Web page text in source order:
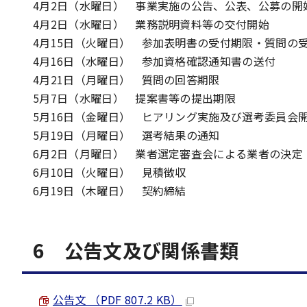
4月2日（水曜日） 事業実施の公告、公表、公募の開
4月2日（水曜日） 業務説明資料等の交付開始
4月15日（火曜日） 参加表明書の受付期限・質問の
4月16日（水曜日） 参加資格確認通知書の送付
4月21日（月曜日） 質問の回答期限
5月7日（水曜日） 提案書等の提出期限
5月16日（金曜日） ヒアリング実施及び選考委員会
5月19日（月曜日） 選考結果の通知
6月2日（月曜日） 業者選定審査会による業者の決定
6月10日（火曜日） 見積徴収
6月19日（木曜日） 契約締結
6 公告文及び関係書類
公告文 （PDF 807.2 KB）